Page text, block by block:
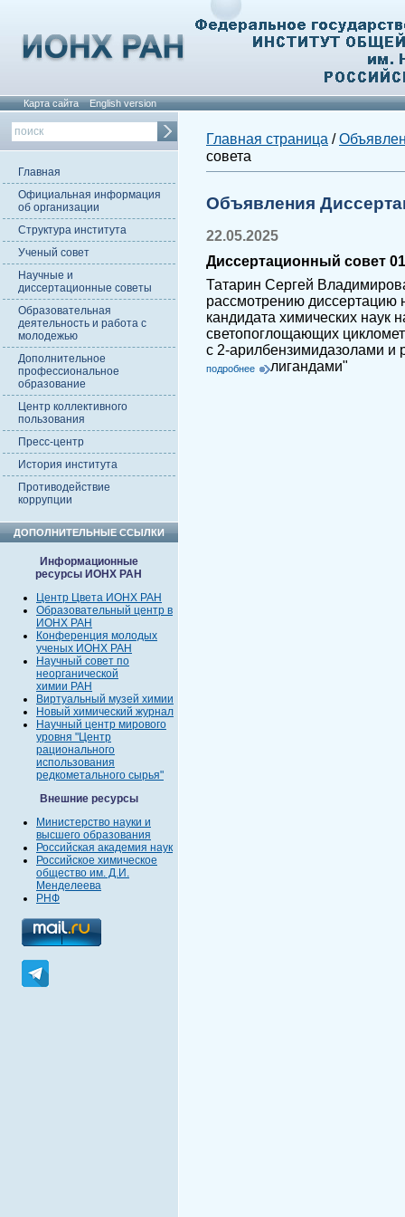
Карта сайта English version
Главная
Официальная информация
об организации
Структура института
Ученый совет
Научные и
диссертационные советы
Образовательная
деятельность и работа с
молодежью
Дополнительное
профессиональное
образование
Центр коллективного
пользования
Пресс-центр
История института
Противодействие
коррупции
ДОПОЛНИТЕЛЬНЫЕ ССЫЛКИ
Информационные
ресурсы ИОНХ РАН
Центр Цвета ИОНХ РАН
Образовательный центр в
ИОНХ РАН
Конференция молодых
ученых ИОНХ РАН
Научный совет по
неорганической
химии РАН
Виртуальный музей химии
Новый химический журнал
Научный центр мирового
уровня "Центр
рационального
использования
редкометального сырья"
Внешние ресурсы
Министерство науки и
высшего образования
Российская академия наук
Российское химическое
общество им. Д.И.
Менделеева
РНФ
Главная страница /
совета
Объявления
22.05.2025
Диссертационный совет
Татарин Сергей
рассмотрению диссертацию
кандидата химических наук
светопоглощающих
с 2-арилбензимидазолами и
лигандами"
подробнее